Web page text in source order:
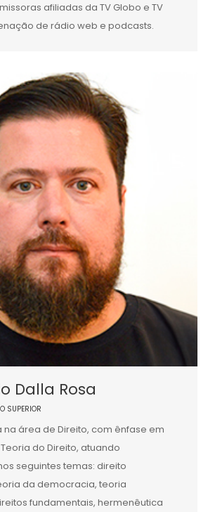
afiliadas da TV Globo e TV
de rádio web e podcasts.
Dalla Rosa
SUPERIOR
na área de Direito, com ênfase em
do Direito, atuando
seguintes temas: direito
da democracia, teoria
fundamentais, hermenêutica